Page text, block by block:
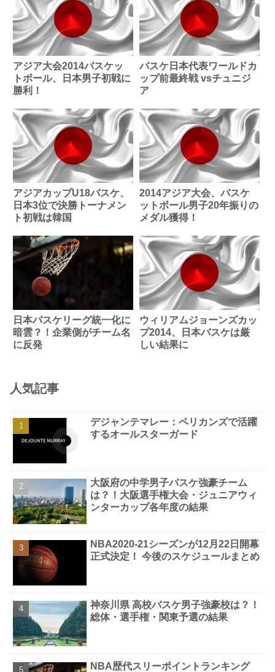
アジア大会2014バスケッ
トボール、日本男子初戦に
勝利！
バスケ日本代表ワールドカ
ップ前最終戦 vsチュニジ
ア
アジアカップU18バスケ、
日本3位で決勝トーナメン
ト初戦は韓国
2014アジア大会、バスケ
ットボール男子20年振りの
メダル獲得！
日本バスケリーグ統一化に
暗雲？！企業側がチーム名
に反発
ウィリアムジョーンズカッ
プ2014、日本バスケは厳
しい結果に
人気記事
デジャンテマレー：ペリカンズで活躍
するオールスターガード
大阪府の中学男子バスケ強豪チーム
は？！大阪選手権大会・ジュニアウィ
ンターカップ各年度の結果
NBA2020-21シーズンが12月22日開幕
正式決定！ 今後のスケジュールまとめ
神奈川県 高校バスケ男子強豪校は？！
総体・選手権・関東予選の結果
NBA歴代スリーポイントランキング